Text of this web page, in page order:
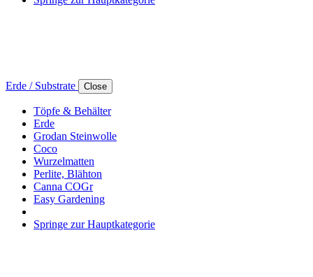
Erde / Substrate Close
Töpfe & Behälter
Erde
Grodan Steinwolle
Coco
Wurzelmatten
Perlite, Blähton
Canna COGr
Easy Gardening
Springe zur Hauptkategorie